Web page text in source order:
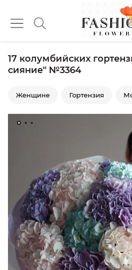
17 колумбийских
сияние" №3364
Женщине Гортензия